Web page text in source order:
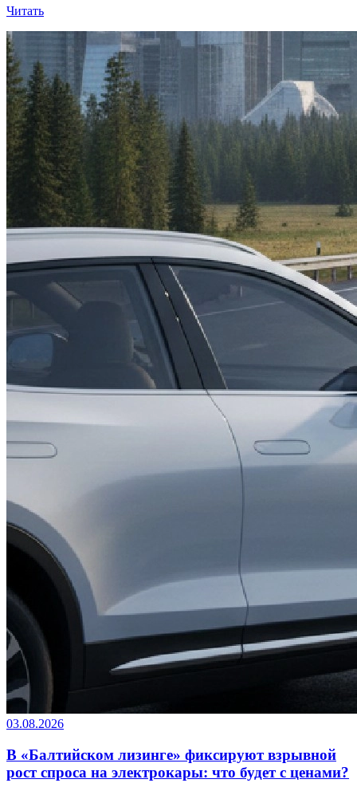
Читать
03.08.2026
В «Балтийском лизинге» фиксируют взрывной
рост спроса на электрокары: что будет с ценами?